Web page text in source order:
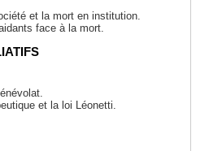
et la mort en institution.
face à la mort.
et la loi Léonetti.